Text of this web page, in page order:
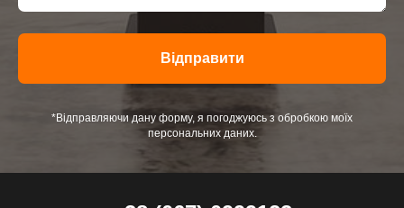
Відправити
*Відправляючи дану форму, я погоджуюсь з обробкою моїх
персональних даних.